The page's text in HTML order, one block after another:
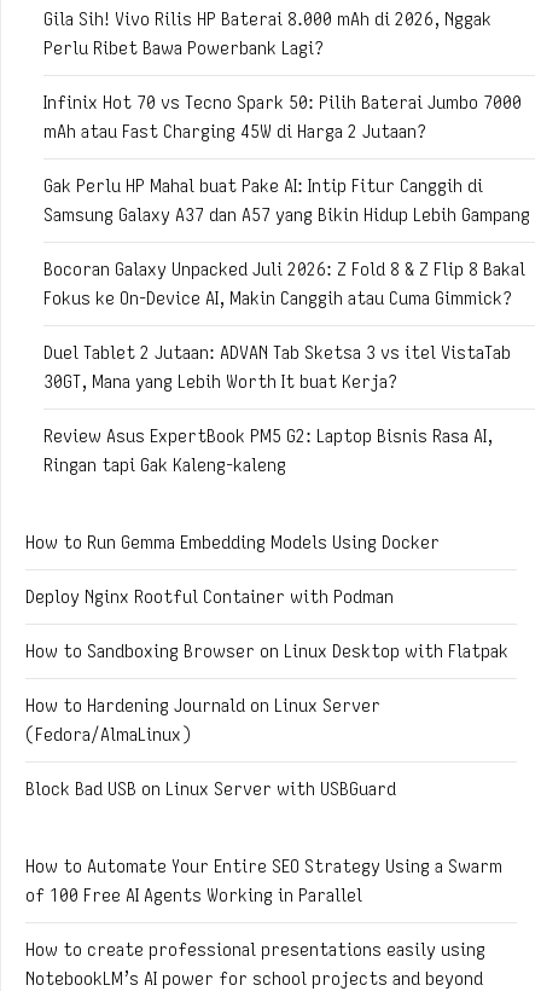
Gila Sih! Vivo Rilis HP Baterai 8.000 mAh di 2026, Nggak
Perlu Ribet Bawa Powerbank Lagi?
Infinix Hot 70 vs Tecno Spark 50: Pilih Baterai Jumbo 7000
mAh atau Fast Charging 45W di Harga 2 Jutaan?
Gak Perlu HP Mahal buat Pake AI: Intip Fitur Canggih di
Samsung Galaxy A37 dan A57 yang Bikin Hidup Lebih Gampang
Bocoran Galaxy Unpacked Juli 2026: Z Fold 8 & Z Flip 8 Bakal
Fokus ke On-Device AI, Makin Canggih atau Cuma Gimmick?
Duel Tablet 2 Jutaan: ADVAN Tab Sketsa 3 vs itel VistaTab
30GT, Mana yang Lebih Worth It buat Kerja?
Review Asus ExpertBook PM5 G2: Laptop Bisnis Rasa AI,
Ringan tapi Gak Kaleng-kaleng
How to Run Gemma Embedding Models Using Docker
Deploy Nginx Rootful Container with Podman
How to Sandboxing Browser on Linux Desktop with Flatpak
How to Hardening Journald on Linux Server
(Fedora/AlmaLinux)
Block Bad USB on Linux Server with USBGuard
How to Automate Your Entire SEO Strategy Using a Swarm
of 100 Free AI Agents Working in Parallel
How to create professional presentations easily using
NotebookLM’s AI power for school projects and beyond